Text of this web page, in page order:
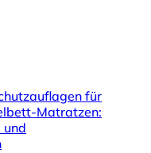
für
Matratzen:
und